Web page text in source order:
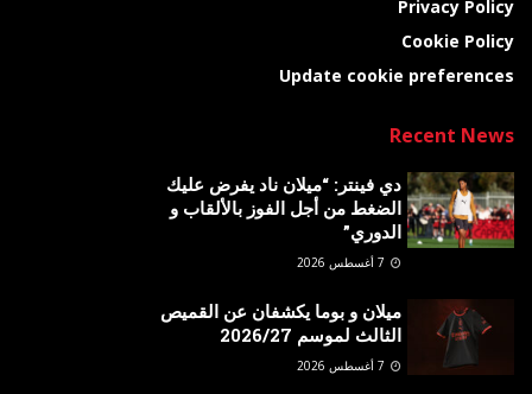
Privacy Policy
Cookie Policy
Update cookie preferences
Recent News
دي فينتر: “ميلان ناد يفرض عليك
الضغط من أجل الفوز بالألقاب و
الدوري”
ميلان و بوما يكشفان عن القميص
الثالث لموسم 2026/27